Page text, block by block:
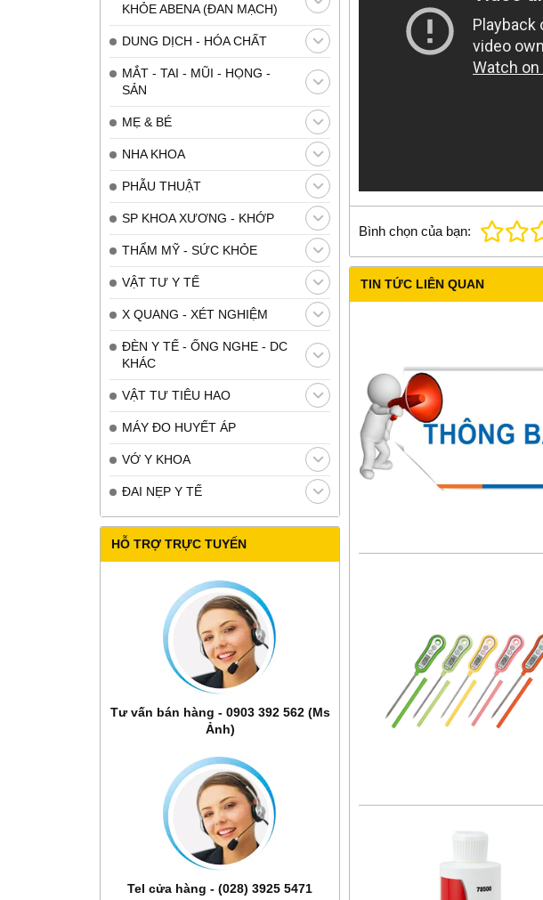
KHỎE ABENA (ĐAN MẠCH)
DUNG DỊCH - HÓA CHẤT
MẮT - TAI - MŨI - HỌNG -
SẢN
MẸ & BÉ
NHA KHOA
PHẪU THUẬT
SP KHOA XƯƠNG - KHỚP
THẨM MỸ - SỨC KHỎE
VẬT TƯ Y TẾ
X QUANG - XÉT NGHIỆM
ĐÈN Y TẾ - ỐNG NGHE - DC
KHÁC
VẬT TƯ TIÊU HAO
MÁY ĐO HUYẾT ÁP
VỚ Y KHOA
ĐAI NẸP Y TẾ
HỖ TRỢ TRỰC TUYẾN
Tư vấn bán hàng - 0903 392 562 (Ms
Ảnh)
Tel cửa hàng - (028) 3925 5471
Bình chọn của bạn:
TIN TỨC LIÊN QUAN